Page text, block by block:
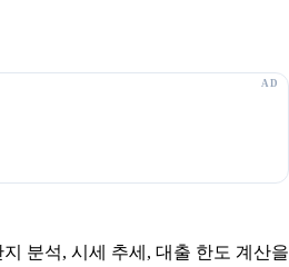
분석, 시세 추세, 대출 한도 계산을